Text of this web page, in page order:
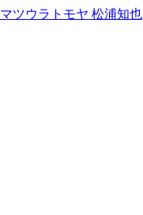
マツウラトモヤ 松浦知也